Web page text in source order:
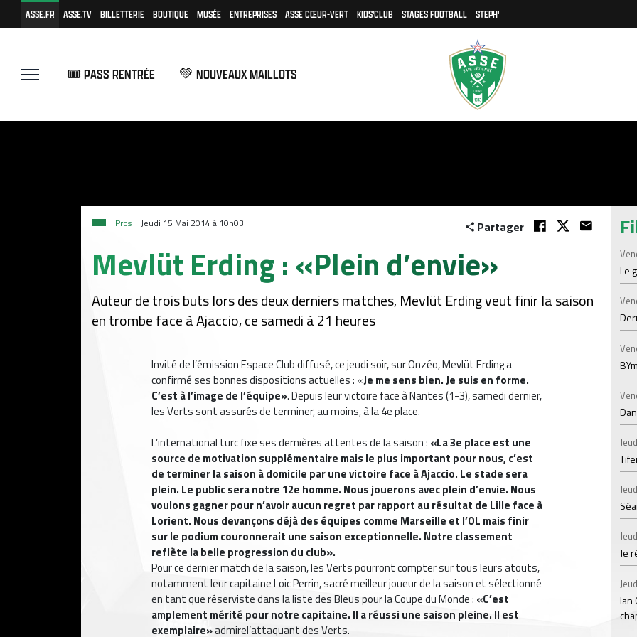
ASSE.FR ASSE.TV BILLETTERIE BOUTIQUE MUSÉE ENTREPRISES ASSE CŒUR-VERT KIDS'CLUB STAGES FOOTBALL STEPH'
🎟️ PASS RENTRÉE 💚 NOUVEAUX MAILLOTS
Pros Jeudi 15 Mai 2014 à 10h03 Partager
Mevlüt Erding : «Plein d’envie»
Auteur de trois buts lors des deux derniers matches, Mevlüt Erding veut finir la saison
en trombe face à Ajaccio, ce samedi à 21 heures
Invité de l’émission Espace Club diffusé, ce jeudi soir, sur Onzéo, Mevlüt Erding a
confirmé ses bonnes dispositions actuelles : «Je me sens bien. Je suis en forme.
C’est à l’image de l’équipe». Depuis leur victoire face à Nantes (1-3), samedi dernier,
les Verts sont assurés de terminer, au moins, à la 4e place.
L’international turc fixe ses dernières attentes de la saison : «La 3e place est une
source de motivation supplémentaire mais le plus important pour nous, c’est
de terminer la saison à domicile par une victoire face à Ajaccio. Le stade sera
plein. Le public sera notre 12e homme. Nous jouerons avec plein d’envie. Nous
voulons gagner pour n’avoir aucun regret par rapport au résultat de Lille face à
Lorient. Nous devançons déjà des équipes comme Marseille et l’OL mais finir
sur le podium couronnerait une saison exceptionnelle. Notre classement
reflète la belle progression du club».
Pour ce dernier match de la saison, les Verts pourront compter sur tous leurs atouts,
notamment leur capitaine Loic Perrin, sacré meilleur joueur de la saison et sélectionné
en tant que réserviste dans la liste des Bleus pour la Coupe du Monde : «C’est
amplement mérité pour notre capitaine. Il a réussi une saison pleine. Il est
exemplaire»admirel’attaquant des Verts.
Le
Je
Ian